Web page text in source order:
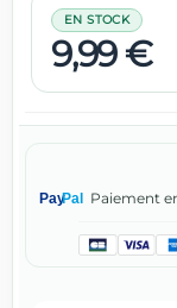
9,99 €
EN STOCK
PayPal Paiement